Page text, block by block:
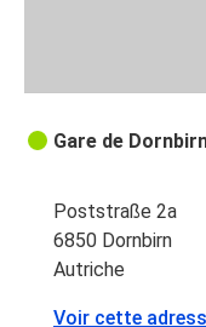
Gare de
Poststraße 2a
6850 Dornbirn
Autriche
Voir cette